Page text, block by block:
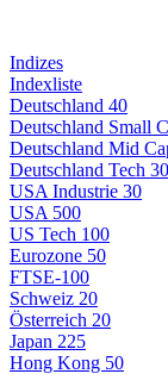
Indizes
Indexliste
Deutschland 40
Deutschland Small
Deutschland Mid
Deutschland Tech 30
USA Industrie 30
USA 500
US Tech 100
Eurozone 50
FTSE-100
Schweiz 20
Österreich 20
Japan 225
Hong Kong 50